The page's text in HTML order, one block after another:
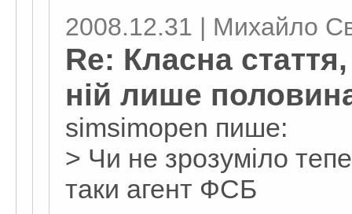
2008.12.31 | Михайло
Re: Класна
ній лише
simsimopen пише:
> Чи не зрозуміло
таки агент ФСБ